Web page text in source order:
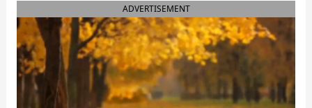
ADVERTISEMENT